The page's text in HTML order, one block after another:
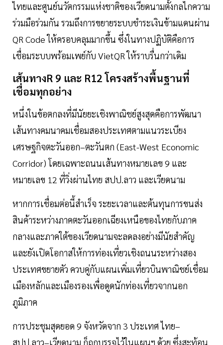
ไทยและศูนย์นวัตกรรมแห่งชาติของเวียดนามตั้งกลไกความ
ร่วมมือร่วมกัน รวมถึงการขยายระบบชำระเงินข้ามแดนผ่าน
QR Code ให้ครอบคลุมมากขึ้น ซึ่งในทางปฏิบัติคือการ
เชื่อมระบบพร้อมเพย์กับ VietQR ให้ราบรื่นกว่าเดิม
เส้นทางR 9 และ R12 โครงสร้างพื้นฐานที่
เชื่อมทุกอย่าง
หนึ่งในข้อตกลงที่มีนัยยะเชิงพาณิชย์สูงสุดคือการพัฒนา
เส้นทางคมนาคมเชื่อมสองประเทศตามแนวระเบียง
เศรษฐกิจตะวันออก–ตะวันตก (East-West Economic
Corridor) โดยเฉพาะถนนเส้นทางหมายเลข 9 และ
หมายเลข 12 ที่วิ่งผ่านไทย สปป.ลาว และเวียดนาม
หากการเชื่อมต่อนี้สำเร็จ ระยะเวลาและต้นทุนการขนส่ง
สินค้าระหว่างภาคตะวันออกเฉียงเหนือของไทยกับภาค
กลางและภาคใต้ของเวียดนามจะลดลงอย่างมีนัยสำคัญ
และยังเปิดโอกาสให้การท่องเที่ยวเชิงถนนระหว่างสอง
ประเทศขยายตัว ควบคู่กับแผนเพิ่มเที่ยวบินพาณิชย์เชื่อม
เมืองหลักและเมืองรองเพื่อดูดนักท่องเที่ยวจากนอก
ภูมิภาค
การประชุมสุดยอด 9 จังหวัดจาก 3 ประเทศ ไทย–
สปป.ลาว–เวียดนาม ก็ถูกบรรจุไว้ในแผนฯ ด้วย ซึ่งสะท้อน